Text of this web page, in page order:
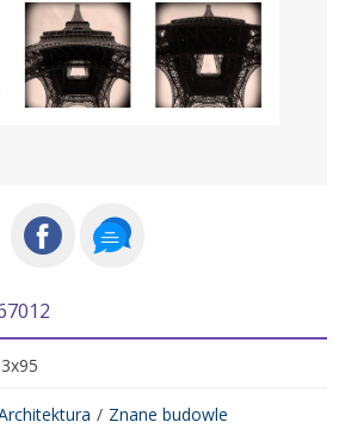
/ Znane budowle